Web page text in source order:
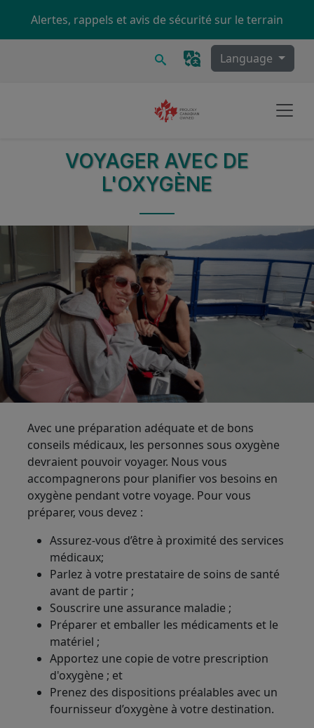
Alertes, rappels et avis de sécurité sur le terrain
RechercheLanguage
VOYAGER AVEC DE
L'OXYGÈNE
Avec une préparation adéquate et de bons
conseils médicaux, les personnes sous oxygène
devraient pouvoir voyager. Nous vous
accompagnerons pour planifier vos besoins en
oxygène pendant votre voyage. Pour vous
préparer, vous devez :
Assurez-vous d’être à proximité des services
médicaux;
Parlez à votre prestataire de soins de santé
avant de partir ;
Souscrire une assurance maladie ;
Préparer et emballer les médicaments et le
matériel ;
Apportez une copie de votre prescription
d'oxygène ; et
Prenez des dispositions préalables avec un
fournisseur d’oxygène à votre destination.